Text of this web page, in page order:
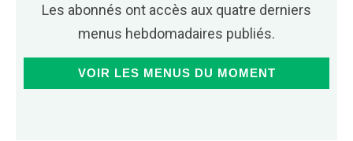
Les abonnés ont accès aux quatre derniers
menus hebdomadaires publiés.
VOIR LES MENUS DU MOMENT